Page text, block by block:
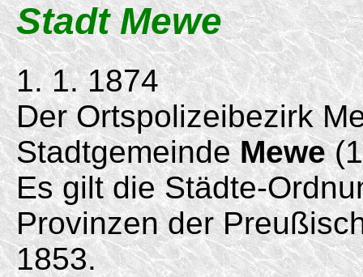
Stadt Mewe
1. 1. 1874
Der Ortspolizeibezirk
StadtgemeindeMewe(1
Es gilt die Städte-
Provinzen der
1853.